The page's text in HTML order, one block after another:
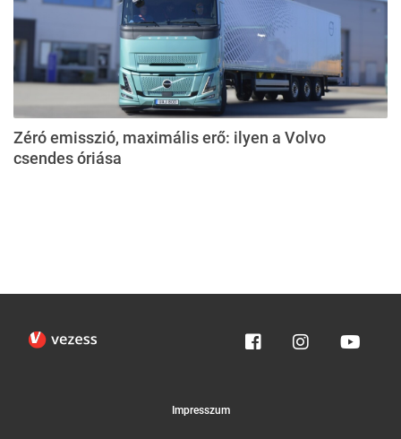
Zéró emisszió, maximális erő: ilyen a Volvo
csendes óriása
Impresszum